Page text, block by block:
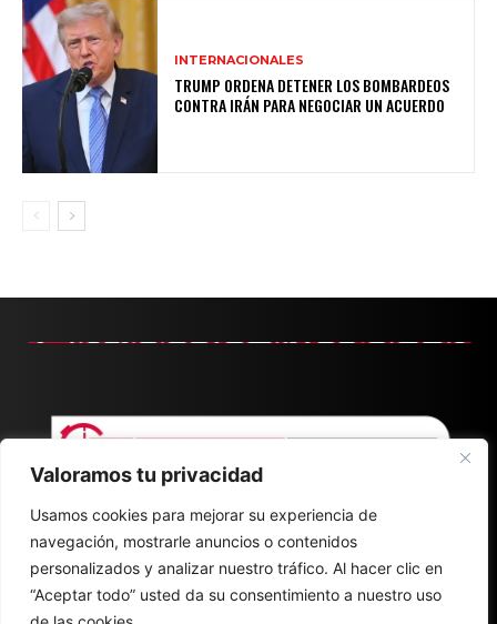
Valoramos tu privacidad
Usamos cookies para mejorar su experiencia de
navegación, mostrarle anuncios o contenidos
personalizados y analizar nuestro tráfico. Al hacer clic en
“Aceptar todo” usted da su consentimiento a nuestro uso
INTERNACIONALES
TRUMP ORDENA DETENER LOS BOMBARDEOS
CONTRA IRÁN PARA NEGOCIAR UN ACUERDO